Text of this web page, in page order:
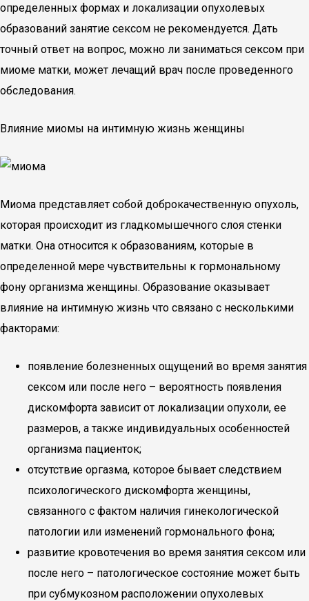
определенных формах и локализации опухолевых
образований занятие сексом не рекомендуется. Дать
точный ответ на вопрос, можно ли заниматься сексом при
миоме матки, может лечащий врач после проведенного
обследования.
Влияние миомы на интимную жизнь женщины
Миома представляет собой доброкачественную опухоль,
которая происходит из гладкомышечного слоя стенки
матки. Она относится к образованиям, которые в
определенной мере чувствительны к гормональному
фону организма женщины. Образование оказывает
влияние на интимную жизнь что связано с несколькими
факторами:
появление болезненных ощущений во время занятия
сексом или после него – вероятность появления
дискомфорта зависит от локализации опухоли, ее
размеров, а также индивидуальных особенностей
организма пациенток;
отсутствие оргазма, которое бывает следствием
психологического дискомфорта женщины,
связанного с фактом наличия гинекологической
патологии или изменений гормонального фона;
развитие кровотечения во время занятия сексом или
после него – патологическое состояние может быть
при субмукозном расположении опухолевых